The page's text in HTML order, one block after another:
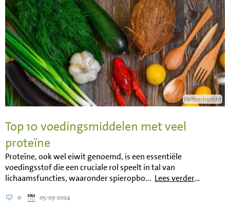
Partnerbericht
Top 10 voedingsmiddelen met veel
proteïne
Proteïne, ook wel eiwit genoemd, is een essentiële
voedingsstof die een cruciale rol speelt in tal van
lichaamsfuncties, waaronder spieropbo... Lees verder…
0 05-03-2024